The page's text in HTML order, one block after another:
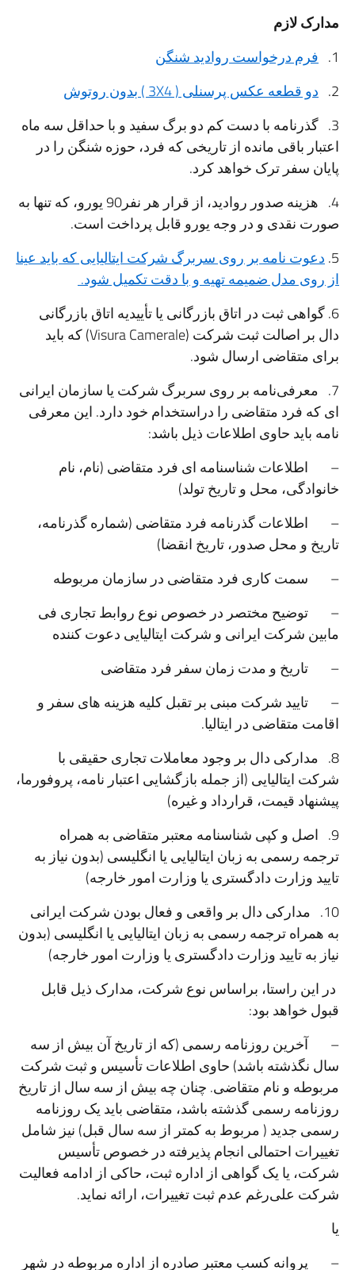
مدارک لازم
1.
فرم درخواست روادید شنگن
2.
دو قطعه عکس پرسنلی ( 3X4 ) بدون روتوش
3. گذرنامه با دست کم دو برگ سفید و با حداقل سه ماه
اعتبار باقی مانده از تاریخی که فرد، حوزه شنگن را در
پایان سفر ترک خواهد کرد.
4. هزینه صدور روادید، از قرار هر نفر90 یورو، که تنها به
صورت نقدی و در وجه یورو قابل پرداخت است.
5. دعوت نامه بر روی سربرگ شرکت ایتالیایی که باید عینا
از روی مدل ضمیمه تهیه و با دقت تکمیل شود.
6. گواهی ثبت در اتاق بازرگانی یا تأییدیه اتاق بازرگانی
دال بر اصالت ثبت شرکت (Visura Camerale) که باید
برای متقاضی ارسال شود.
7. معرفی‌نامه بر روی سربرگ شرکت یا سازمان ایرانی
ای که فرد متقاضی را دراستخدام خود دارد. این معرفی‌
نامه باید حاوی اطلاعات ذیل باشد:
– اطلاعات شناسنامه ای فرد متقاضی (نام، نام
خانوادگی، محل و تاریخ تولد)
– اطلاعات گذرنامه فرد متقاضی (شماره گذرنامه،
تاریخ و محل صدور، تاریخ انقضا)
– سمت کاری فرد متقاضی در سازمان مربوطه
– توضیح مختصر در خصوص نوع روابط تجاری فی
مابین شرکت ایرانی و شرکت ایتالیایی دعوت کننده
– تاریخ و مدت زمان سفر فرد متقاضی
– تایید شرکت مبنی بر تقبل کلیه هزینه های سفر و
اقامت متقاضی در ایتالیا.
8. مدارکی دال بر وجود معاملات تجاری حقیقی با
شرکت ایتالیایی (از جمله بازگشایی اعتبار نامه، پروفورما،
پیشنهاد قیمت، قرارداد و غیره)
9. اصل و کپی شناسنامه معتبر متقاضی به همراه
ترجمه رسمی به زبان ایتالیایی یا انگلیسی (بدون نیاز به
تایید وزارت دادگستری یا وزارت امور خارجه)
10. مدارکی دال بر واقعی و فعال بودن شرکت ایرانی
به همراه ترجمه رسمی به زبان ایتالیایی یا انگلیسی (بدون
نیاز به تایید وزارت دادگستری یا وزارت امور خارجه)
در این راستا، براساس نوع شرکت، مدارک ذیل قابل
قبول خواهد بود:
– آخرین روزنامه رسمی (که از تاریخ آن بیش از سه
سال نگذشته باشد) حاوی اطلاعات تأسیس و ثبت شرکت
مربوطه و نام متقاضی. چنان چه بیش از سه سال از تاریخ
روزنامه رسمی گذشته باشد، متقاضی باید یک روزنامه
رسمی جدید ( مربوط به کمتر از سه سال قبل) نیز شامل
تغییرات احتمالی انجام پذیرفته در خصوص تأسیس
شرکت، یا یک گواهی از اداره ثبت، حاکی از ادامه فعالیت
شرکت علی‌رغم عدم ثبت تغییرات، ارائه نماید.
یا
– پروانه کسب معتبر صادره از اداره مربوطه در شهر